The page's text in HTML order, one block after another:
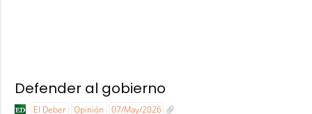
Defender al gobierno
El Deber Opinión 07/May/2026